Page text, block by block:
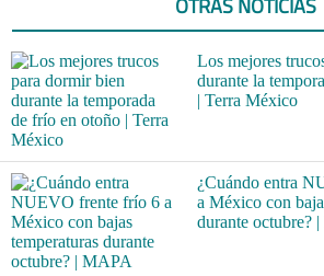
Los mejores
durante la
| Terra México
¿Cuándo entra
a México con
durante octubre?